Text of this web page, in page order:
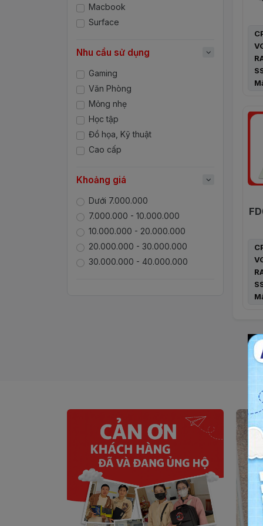
Macbook
Surface
Nhu cầu sử dụng
Gaming
Văn Phòng
Mỏng nhẹ
Học tập
Đồ họa, Kỹ thuật
Cao cấp
Khoảng giá
Dưới 7.000.000
7.000.000 - 10.000.000
10.000.000 - 20.000.000
20.000.000 - 30.000.000
30.000.000 - 40.000.000
3
1